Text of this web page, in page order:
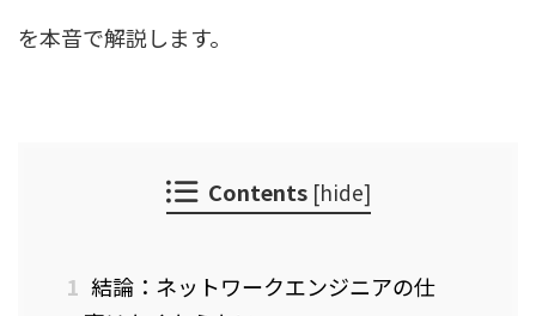
を本音で解説します。
Contents [hide]
1 結論：ネットワークエンジニアの仕